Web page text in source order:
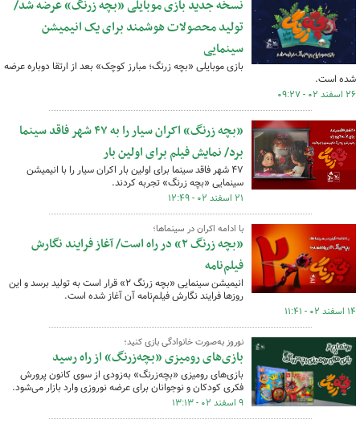
نسخه جدید بازی موبایلی «بچه زرنگ» عرضه شد/
تولید محصولات هوشمند برای یک انیمیشن
سینمایی
بازی موبایلی «بچه زرنگ؛ مبارز کوچک» بعد از ارتقا دوباره عرضه
شده است.
۲۶ اسفند ۰۲ - ۰۹:۲۷
«بچه زرنگ» اکران سیار را به ۴۷ شهر فاقد سینما
برد/ نمایش فیلم برای اولین بار
۴۷ شهر فاقد سینما برای اولین بار اکران سیار را با انیمیشن
سینمایی «بچه زرنگ» تجربه کردند.
۲۱ اسفند ۰۲ - ۱۲:۴۹
با ادامه اکران در سینماها؛
«بچه زرنگ ٢» در راه است/ آغاز فرایند نگارش
فیلم‌نامه
انیمیشن سینمایی «بچه زرنگ ۲» قرار است به تولید برسد و این
روزها فرایند نگارش فیلم‌نامه آن آغاز شده است.
۱۴ اسفند ۰۲ - ۱۱:۴۱
نوروز به‌صورت خانوادگی بازی کنید؛
بازی‌های رومیزی «بچه‌زرنگ» از راه رسید
بازی‌های رومیزی «بچه‌زرنگ» به‌زودی از سوی کانون پرورش
فکری کودکان و نوجوانان برای عرضه نوروزی وارد بازار می‌شود.
۹ اسفند ۰۲ - ۱۳:۱۳